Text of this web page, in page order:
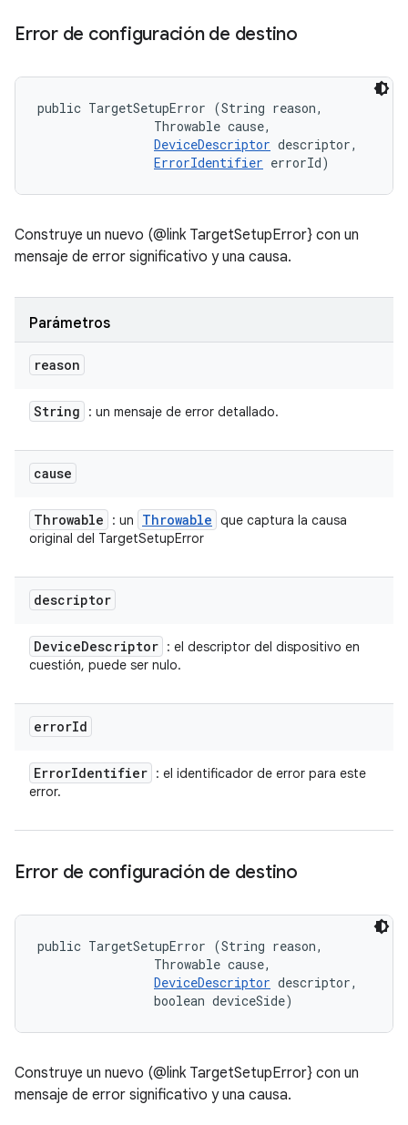
Error de configuración de destino
public TargetSetupError (String reason,
                Throwable cause,
DeviceDescriptor descriptor,
ErrorIdentifier errorId)
Construye un nuevo (@link TargetSetupError} con un
mensaje de error significativo y una causa.
Parámetros
reason
String : un mensaje de error detallado.
cause
Throwable : un Throwable que captura la causa
original del TargetSetupError
descriptor
DeviceDescriptor : el descriptor del dispositivo en
cuestión, puede ser nulo.
errorId
ErrorIdentifier : el identificador de error para este
error.
Error de configuración de destino
public TargetSetupError (String reason,
                Throwable cause,
DeviceDescriptor descriptor,
                boolean deviceSide)
Construye un nuevo (@link TargetSetupError} con un
mensaje de error significativo y una causa.